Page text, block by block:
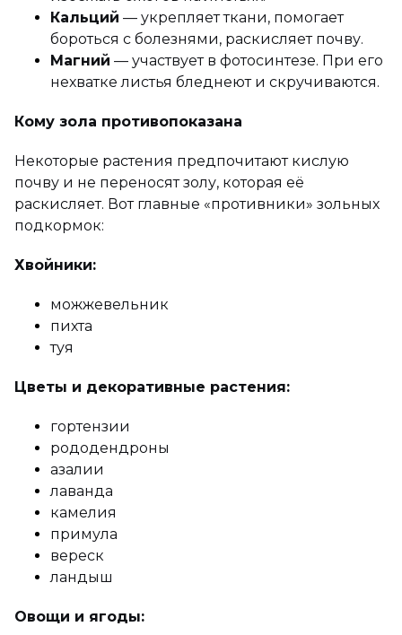
Кальций — укрепляет ткани, помогает
бороться с болезнями, раскисляет почву.
Магний — участвует в фотосинтезе. При его
нехватке листья бледнеют и скручиваются.
Кому зола противопоказана
Некоторые растения предпочитают кислую
почву и не переносят золу, которая её
раскисляет. Вот главные «противники» зольных
подкормок:
Хвойники:
можжевельник
пихта
туя
Цветы и декоративные растения:
гортензии
рододендроны
азалии
лаванда
камелия
примула
вереск
ландыш
Овощи и ягоды: